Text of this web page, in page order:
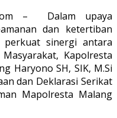
– Dalam upaya
dan ketertiban
perkuat sinergi antara
Kapolresta
Haryono SH, SIK, M.Si
dan Deklarasi Serikat
Mapolresta Malang